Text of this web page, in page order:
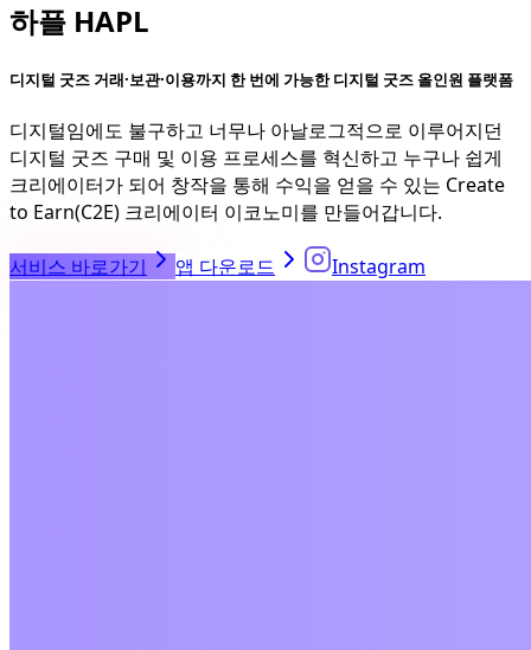
하플 HAPL
디지털 굿즈 거래·보관·이용까지 한 번에 가능한 디지털 굿즈 올인원 플랫폼
디지털임에도 불구하고 너무나 아날로그적으로 이루어지던
디지털 굿즈 구매 및 이용 프로세스를 혁신하고 누구나 쉽게
크리에이터가 되어 창작을 통해 수익을 얻을 수 있는 Create
to Earn(C2E) 크리에이터 이코노미를 만들어갑니다.
서비스 바로가기 앱 다운로드 Instagram